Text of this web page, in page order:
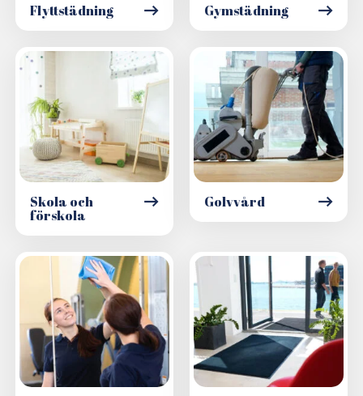
Flyttstädning Gymstädning
Skola och
förskola
Golvvård